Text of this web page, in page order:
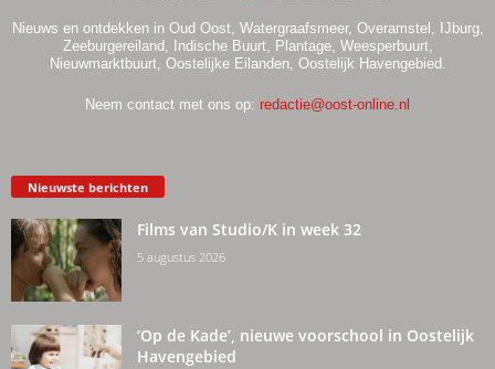
Nieuws en ontdekken in Oud Oost, Watergraafsmeer, Overamstel, IJburg,
Zeeburgereiland, Indische Buurt, Plantage, Weesperbuurt,
Nieuwmarktbuurt, Oostelijke Eilanden, Oostelijk Havengebied.
Neem contact met ons op: redactie@oost-online.nl
Nieuwste berichten
Films van Studio/K in week 32
5 augustus 2026
‘Op de Kade’, nieuwe voorschool in Oostelijk
Havengebied